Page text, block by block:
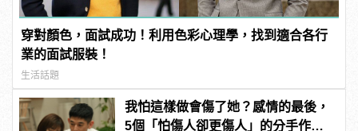
穿對顏色，面試成功！利用色彩心理學，找到適合各行
業的面試服裝！
生活話題
我怕這樣做會傷了她？感情的最後，
5個「怕傷人卻更傷人」的分手作為 |